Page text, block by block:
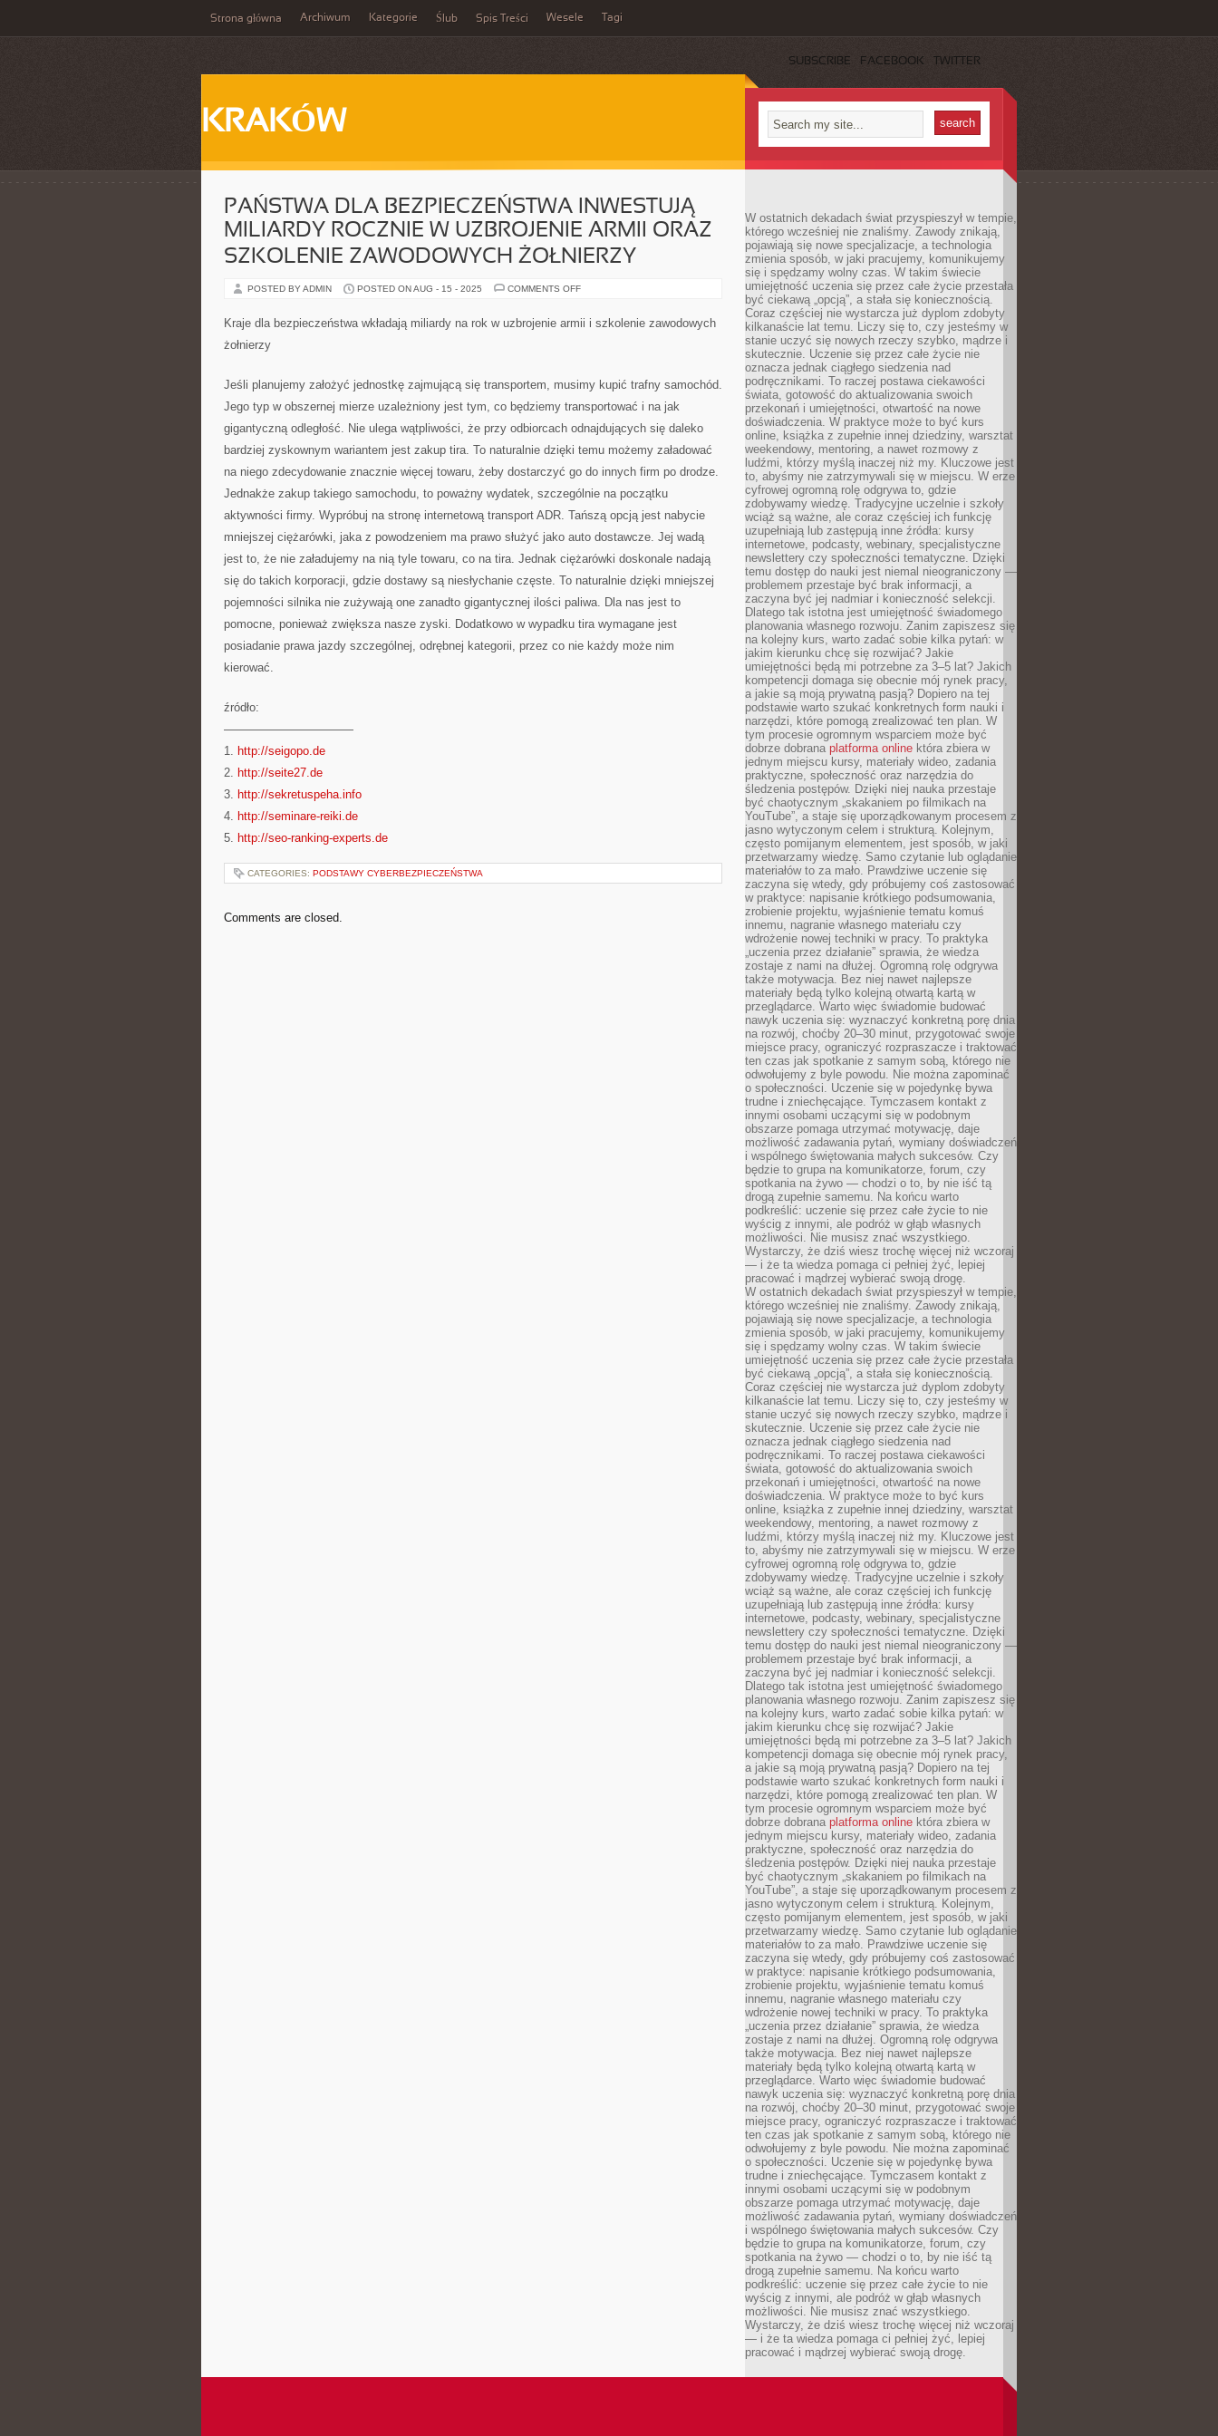
Strona główna Archiwum Kategorie Ślub Spis Treści Wesele Tagi
SUBSCRIBE FACEBOOK TWITTER
KRAKÓW
PAŃSTWA DLA BEZPIECZEŃSTWA INWESTUJĄ
MILIARDY ROCZNIE W UZBROJENIE ARMII ORAZ
SZKOLENIE ZAWODOWYCH ŻOŁNIERZY
POSTED BY ADMIN POSTED ON AUG - 15 - 2025 COMMENTS OFFON
BEZPIECZEŃSTWA
INWESTUJĄ
ORAZ
ZAWODOWYCH
Kraje dla bezpieczeństwa wkładają miliardy na rok w uzbrojenie armii i szkolenie zawodowych
żołnierzy
Jeśli planujemy założyć jednostkę zajmującą się transportem, musimy kupić trafny samochód.
Jego typ w obszernej mierze uzależniony jest tym, co będziemy transportować i na jak
gigantyczną odległość. Nie ulega wątpliwości, że przy odbiorcach odnajdujących się daleko
bardziej zyskownym wariantem jest zakup tira. To naturalnie dzięki temu możemy załadować
na niego zdecydowanie znacznie więcej towaru, żeby dostarczyć go do innych firm po drodze.
Jednakże zakup takiego samochodu, to poważny wydatek, szczególnie na początku
aktywności firmy. Wypróbuj na stronę internetową transport ADR. Tańszą opcją jest nabycie
mniejszej ciężarówki, jaka z powodzeniem ma prawo służyć jako auto dostawcze. Jej wadą
jest to, że nie załadujemy na nią tyle towaru, co na tira. Jednak ciężarówki doskonale nadają
się do takich korporacji, gdzie dostawy są niesłychanie częste. To naturalnie dzięki mniejszej
pojemności silnika nie zużywają one zanadto gigantycznej ilości paliwa. Dla nas jest to
pomocne, ponieważ zwiększa nasze zyski. Dodatkowo w wypadku tira wymagane jest
posiadanie prawa jazdy szczególnej, odrębnej kategorii, przez co nie każdy może nim
kierować.
źródło:
———————————
1. http://seigopo.de
2. http://seite27.de
3. http://sekretuspeha.info
4. http://seminare-reiki.de
5. http://seo-ranking-experts.de
CATEGORIES: PODSTAWY CYBERBEZPIECZEŃSTWA
Comments are closed.
W ostatnich dekadach świat przyspieszył w tempie,
którego wcześniej nie znaliśmy. Zawody znikają,
pojawiają się nowe specjalizacje, a technologia
zmienia sposób, w jaki pracujemy, komunikujemy
się i spędzamy wolny czas. W takim świecie
umiejętność uczenia się przez całe życie przestała
być ciekawą „opcją”, a stała się koniecznością.
Coraz częściej nie wystarcza już dyplom zdobyty
kilkanaście lat temu. Liczy się to, czy jesteśmy w
stanie uczyć się nowych rzeczy szybko, mądrze i
skutecznie. Uczenie się przez całe życie nie
oznacza jednak ciągłego siedzenia nad
podręcznikami. To raczej postawa ciekawości
świata, gotowość do aktualizowania swoich
przekonań i umiejętności, otwartość na nowe
doświadczenia. W praktyce może to być kurs
online, książka z zupełnie innej dziedziny, warsztat
weekendowy, mentoring, a nawet rozmowy z
ludźmi, którzy myślą inaczej niż my. Kluczowe jest
to, abyśmy nie zatrzymywali się w miejscu. W erze
cyfrowej ogromną rolę odgrywa to, gdzie
zdobywamy wiedzę. Tradycyjne uczelnie i szkoły
wciąż są ważne, ale coraz częściej ich funkcję
uzupełniają lub zastępują inne źródła: kursy
internetowe, podcasty, webinary, specjalistyczne
newslettery czy społeczności tematyczne. Dzięki
temu dostęp do nauki jest niemal nieograniczony —
problemem przestaje być brak informacji, a
zaczyna być jej nadmiar i konieczność selekcji.
Dlatego tak istotna jest umiejętność świadomego
planowania własnego rozwoju. Zanim zapiszesz się
na kolejny kurs, warto zadać sobie kilka pytań: w
jakim kierunku chcę się rozwijać? Jakie
umiejętności będą mi potrzebne za 3–5 lat? Jakich
kompetencji domaga się obecnie mój rynek pracy,
a jakie są moją prywatną pasją? Dopiero na tej
podstawie warto szukać konkretnych form nauki i
narzędzi, które pomogą zrealizować ten plan. W
tym procesie ogromnym wsparciem może być
dobrze dobrana platforma online która zbiera w
jednym miejscu kursy, materiały wideo, zadania
praktyczne, społeczność oraz narzędzia do
śledzenia postępów. Dzięki niej nauka przestaje
być chaotycznym „skakaniem po filmikach na
YouTube”, a staje się uporządkowanym procesem z
jasno wytyczonym celem i strukturą. Kolejnym,
często pomijanym elementem, jest sposób, w jaki
przetwarzamy wiedzę. Samo czytanie lub oglądanie
materiałów to za mało. Prawdziwe uczenie się
zaczyna się wtedy, gdy próbujemy coś zastosować
w praktyce: napisanie krótkiego podsumowania,
zrobienie projektu, wyjaśnienie tematu komuś
innemu, nagranie własnego materiału czy
wdrożenie nowej techniki w pracy. To praktyka
„uczenia przez działanie” sprawia, że wiedza
zostaje z nami na dłużej. Ogromną rolę odgrywa
także motywacja. Bez niej nawet najlepsze
materiały będą tylko kolejną otwartą kartą w
przeglądarce. Warto więc świadomie budować
nawyk uczenia się: wyznaczyć konkretną porę dnia
na rozwój, choćby 20–30 minut, przygotować swoje
miejsce pracy, ograniczyć rozpraszacze i traktować
ten czas jak spotkanie z samym sobą, którego nie
odwołujemy z byle powodu. Nie można zapominać
o społeczności. Uczenie się w pojedynkę bywa
trudne i zniechęcające. Tymczasem kontakt z
innymi osobami uczącymi się w podobnym
obszarze pomaga utrzymać motywację, daje
możliwość zadawania pytań, wymiany doświadczeń
i wspólnego świętowania małych sukcesów. Czy
będzie to grupa na komunikatorze, forum, czy
spotkania na żywo — chodzi o to, by nie iść tą
drogą zupełnie samemu. Na końcu warto
podkreślić: uczenie się przez całe życie to nie
wyścig z innymi, ale podróż w głąb własnych
możliwości. Nie musisz znać wszystkiego.
Wystarczy, że dziś wiesz trochę więcej niż wczoraj
— i że ta wiedza pomaga ci pełniej żyć, lepiej
pracować i mądrzej wybierać swoją drogę.
W ostatnich dekadach świat przyspieszył w tempie,
którego wcześniej nie znaliśmy. Zawody znikają,
pojawiają się nowe specjalizacje, a technologia
zmienia sposób, w jaki pracujemy, komunikujemy
się i spędzamy wolny czas. W takim świecie
umiejętność uczenia się przez całe życie przestała
być ciekawą „opcją”, a stała się koniecznością.
Coraz częściej nie wystarcza już dyplom zdobyty
kilkanaście lat temu. Liczy się to, czy jesteśmy w
stanie uczyć się nowych rzeczy szybko, mądrze i
skutecznie. Uczenie się przez całe życie nie
oznacza jednak ciągłego siedzenia nad
podręcznikami. To raczej postawa ciekawości
świata, gotowość do aktualizowania swoich
przekonań i umiejętności, otwartość na nowe
doświadczenia. W praktyce może to być kurs
online, książka z zupełnie innej dziedziny, warsztat
weekendowy, mentoring, a nawet rozmowy z
ludźmi, którzy myślą inaczej niż my. Kluczowe jest
to, abyśmy nie zatrzymywali się w miejscu. W erze
cyfrowej ogromną rolę odgrywa to, gdzie
zdobywamy wiedzę. Tradycyjne uczelnie i szkoły
wciąż są ważne, ale coraz częściej ich funkcję
uzupełniają lub zastępują inne źródła: kursy
internetowe, podcasty, webinary, specjalistyczne
newslettery czy społeczności tematyczne. Dzięki
temu dostęp do nauki jest niemal nieograniczony —
problemem przestaje być brak informacji, a
zaczyna być jej nadmiar i konieczność selekcji.
Dlatego tak istotna jest umiejętność świadomego
planowania własnego rozwoju. Zanim zapiszesz się
na kolejny kurs, warto zadać sobie kilka pytań: w
jakim kierunku chcę się rozwijać? Jakie
umiejętności będą mi potrzebne za 3–5 lat? Jakich
kompetencji domaga się obecnie mój rynek pracy,
a jakie są moją prywatną pasją? Dopiero na tej
podstawie warto szukać konkretnych form nauki i
narzędzi, które pomogą zrealizować ten plan. W
tym procesie ogromnym wsparciem może być
dobrze dobrana platforma online która zbiera w
jednym miejscu kursy, materiały wideo, zadania
praktyczne, społeczność oraz narzędzia do
śledzenia postępów. Dzięki niej nauka przestaje
być chaotycznym „skakaniem po filmikach na
YouTube”, a staje się uporządkowanym procesem z
jasno wytyczonym celem i strukturą. Kolejnym,
często pomijanym elementem, jest sposób, w jaki
przetwarzamy wiedzę. Samo czytanie lub oglądanie
materiałów to za mało. Prawdziwe uczenie się
zaczyna się wtedy, gdy próbujemy coś zastosować
w praktyce: napisanie krótkiego podsumowania,
zrobienie projektu, wyjaśnienie tematu komuś
innemu, nagranie własnego materiału czy
wdrożenie nowej techniki w pracy. To praktyka
„uczenia przez działanie” sprawia, że wiedza
zostaje z nami na dłużej. Ogromną rolę odgrywa
także motywacja. Bez niej nawet najlepsze
materiały będą tylko kolejną otwartą kartą w
przeglądarce. Warto więc świadomie budować
nawyk uczenia się: wyznaczyć konkretną porę dnia
na rozwój, choćby 20–30 minut, przygotować swoje
miejsce pracy, ograniczyć rozpraszacze i traktować
ten czas jak spotkanie z samym sobą, którego nie
odwołujemy z byle powodu. Nie można zapominać
o społeczności. Uczenie się w pojedynkę bywa
trudne i zniechęcające. Tymczasem kontakt z
innymi osobami uczącymi się w podobnym
obszarze pomaga utrzymać motywację, daje
możliwość zadawania pytań, wymiany doświadczeń
i wspólnego świętowania małych sukcesów. Czy
będzie to grupa na komunikatorze, forum, czy
spotkania na żywo — chodzi o to, by nie iść tą
drogą zupełnie samemu. Na końcu warto
podkreślić: uczenie się przez całe życie to nie
wyścig z innymi, ale podróż w głąb własnych
możliwości. Nie musisz znać wszystkiego.
Wystarczy, że dziś wiesz trochę więcej niż wczoraj
— i że ta wiedza pomaga ci pełniej żyć, lepiej
pracować i mądrzej wybierać swoją drogę.